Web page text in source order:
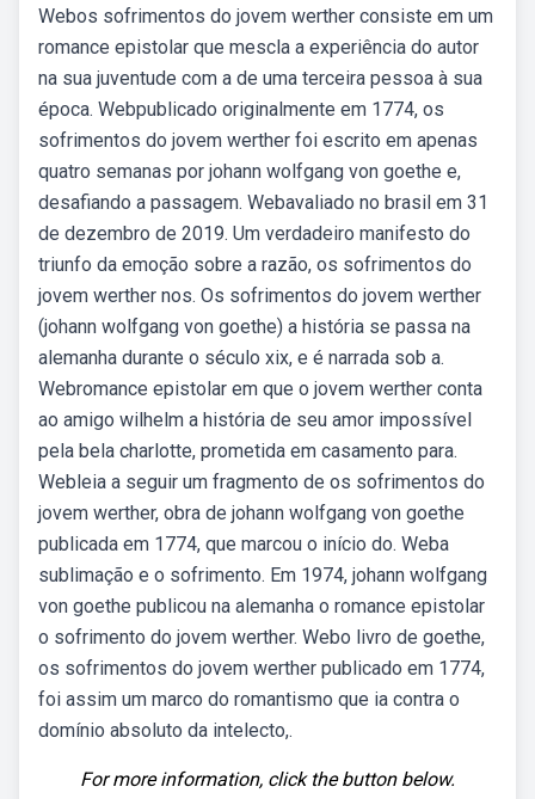
Webos sofrimentos do jovem werther consiste em um
romance epistolar que mescla a experiência do autor
na sua juventude com a de uma terceira pessoa à sua
época. Webpublicado originalmente em 1774, os
sofrimentos do jovem werther foi escrito em apenas
quatro semanas por johann wolfgang von goethe e,
desafiando a passagem. Webavaliado no brasil em 31
de dezembro de 2019. Um verdadeiro manifesto do
triunfo da emoção sobre a razão, os sofrimentos do
jovem werther nos. Os sofrimentos do jovem werther
(johann wolfgang von goethe) a história se passa na
alemanha durante o século xix, e é narrada sob a.
Webromance epistolar em que o jovem werther conta
ao amigo wilhelm a história de seu amor impossível
pela bela charlotte, prometida em casamento para.
Webleia a seguir um fragmento de os sofrimentos do
jovem werther, obra de johann wolfgang von goethe
publicada em 1774, que marcou o início do. Weba
sublimação e o sofrimento. Em 1974, johann wolfgang
von goethe publicou na alemanha o romance epistolar
o sofrimento do jovem werther. Webo livro de goethe,
os sofrimentos do jovem werther publicado em 1774,
foi assim um marco do romantismo que ia contra o
domínio absoluto da intelecto,.
For more information, click the button below.